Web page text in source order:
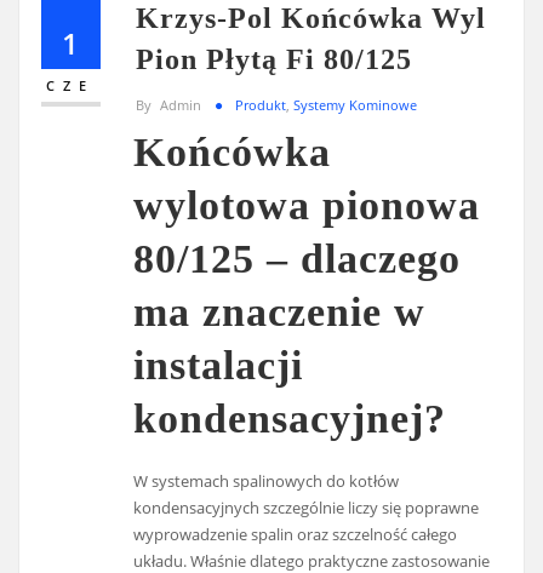
1
CZE
Krzys-Pol Końcówka Wyl
Pion Płytą Fi 80/125
By Admin Produkt Systemy Kominowe
Końcówka
wylotowa pionowa
80/125 – dlaczego
ma znaczenie w
instalacji
kondensacyjnej?
W systemach spalinowych do kotłów
kondensacyjnych szczególnie liczy się poprawne
wyprowadzenie spalin oraz szczelność całego
układu. Właśnie dlatego praktyczne zastosowanie